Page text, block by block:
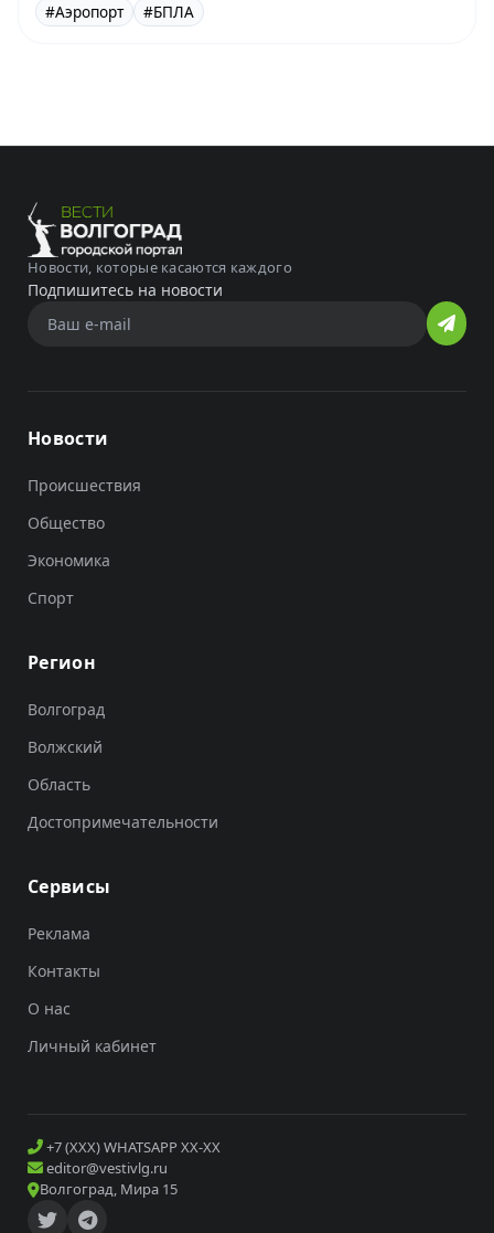
#Аэропорт
#БПЛА
Новости, которые касаются каждого
Подпишитесь на новости
Новости
Происшествия
Общество
Экономика
Спорт
Регион
Волгоград
Волжский
Область
Достопримечательности
Сервисы
Реклама
Контакты
О нас
Личный кабинет
+7 (XXX) WHATSAPP XX-XX
editor@vestivlg.ru
Волгоград, Мира 15